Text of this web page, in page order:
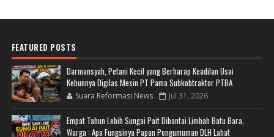
FEATURED POSTS
Darmansyah, Petani Kecil yang Berharap Keadilan Usai
Kebunnya Digilas Mesin PT Pama Subkobtraktor PTBA
Suara Reformasi News Jul 31, 2026
Empat Tahun Lebih Sungai Pait Dibantai Limbah Batu Bara,
Warga : Apa Fungsinya Papan Pengumuman DLH Lahat